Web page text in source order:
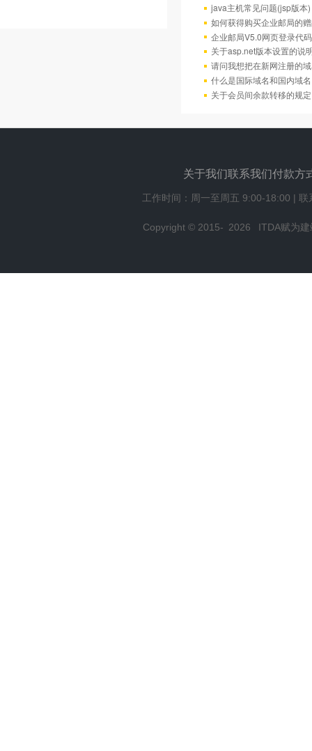
java主机常见问题(jsp版本)
如何获得购买企业邮局的
企业邮局V5.0网页登录代码
关于asp.net版本设置的说
请问我想把在新网注册的
什么是国际域名和国内域
关于会员间余款转移的规定
关于我们联系我们付款方
工作时间：周一至周五 9:00-18:00 | 联
Copyright © 2015- 2026 ITDA赋为